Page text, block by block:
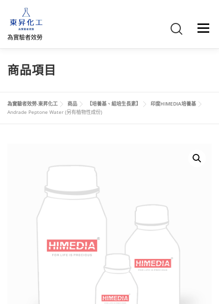
為實驗者效勞
選單
首頁 關於我們
網路商店 直購專區 詢價車、購物車/會員
商品項目
為實驗者效勞-東昇化工 商品 【培養基、組培生長素】
印度HIMEDIA培養基
Andrade Peptone Water (另有植物性成份)